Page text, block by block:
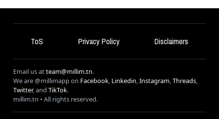
ToS Privacy Policy Disclaimers
Email us atteam@millim.tn.
We are @millimapp on Facebook Linkedin Instagram Threads
Twitter, and TikTok.
millim.tn • All rights reserved.